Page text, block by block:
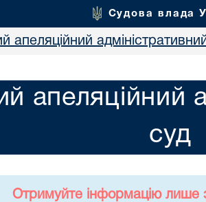
Судова влада
апеляційний
апеляційний
суд
Отримуйте інформацію лише